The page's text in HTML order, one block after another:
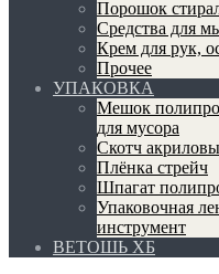
Порошок
Средства для
Крем для рук,
Прочее
УПАКОВКА
Мешок
для мусора
Скотч
Плёнка стрейч
Шпагат
Упаковочная
инструмент
ВЕТОШЬ ХБ